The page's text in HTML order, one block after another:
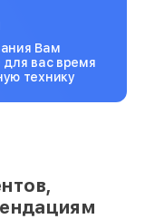
Вам
вас время
технику